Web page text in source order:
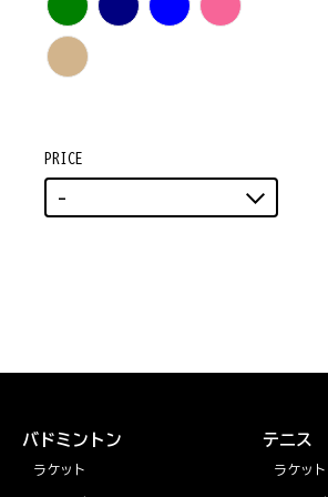
PRICE
-
バドミントン
ラケット
テニス
ラケット